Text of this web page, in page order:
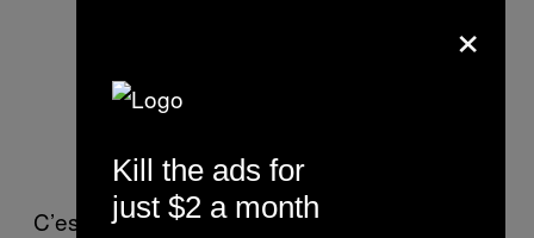
C’est en grande partie la peur qui est à
×
Kill the ads for
just $2 a month